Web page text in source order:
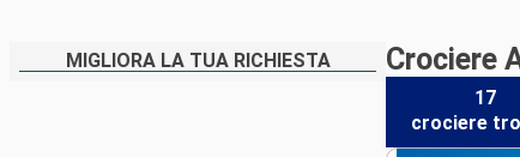
MIGLIORA LA TUA RICHIESTA Crociere
17
crociere